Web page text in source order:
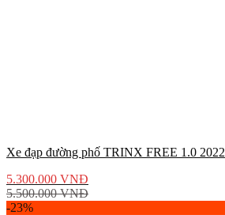
Xe đạp đường phố TRINX FREE 1.0 2022
5.300.000 VNĐ
5.500.000VNĐ
-23%